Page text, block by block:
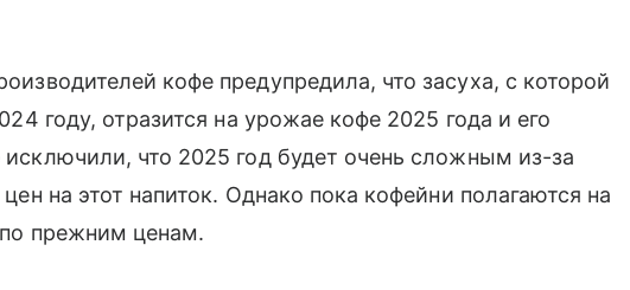
кофе предупредила, что засуха, с которой
году, отразится на урожае кофе 2025 года и его
что 2025 год будет очень сложным из-за
на этот напиток. Однако пока кофейни полагаются на
прежним ценам.